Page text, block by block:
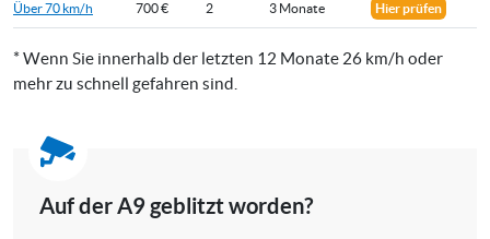
Über 70 km/h 700 € 2 3 Monate Hier prüfen
* Wenn Sie innerhalb der letzten 12 Monate 26 km/h oder
mehr zu schnell gefahren sind.
Auf der A9 geblitzt worden?